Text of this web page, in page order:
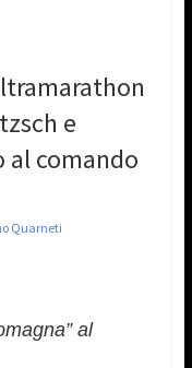
e
al comando
Quarneti
al